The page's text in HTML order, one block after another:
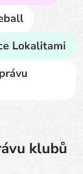
Lokalitami
klubů